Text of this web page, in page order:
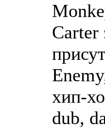
Carter
хип-
dub,